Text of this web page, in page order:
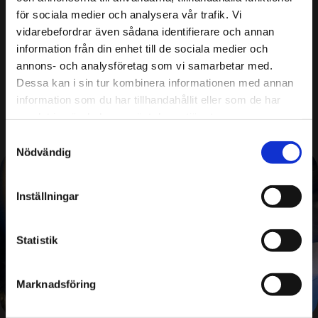
för sociala medier och analysera vår trafik. Vi
vidarebefordrar även sådana identifierare och annan
information från din enhet till de sociala medier och
annons- och analysföretag som vi samarbetar med.
Dessa kan i sin tur kombinera informationen med annan
information som du har tillhandahållit eller som de har
Nödvändig
Inställningar
Statistik
Marknadsföring
avgassystemet så det tillåter ett högre flöde. Detta
kombineras också med ex DPFoff och EGRoff för
bästa effekt.
Steg 2 optimeringen är anpassad för att ge högre
effekt och kräver att lämplig hårdvara monteras.